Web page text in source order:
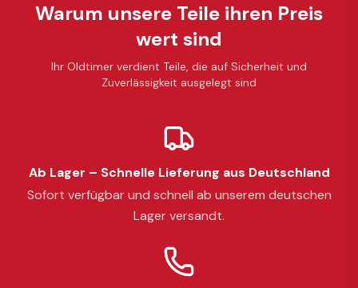
Warum unsere Teile ihren Preis
wert sind
Ihr Oldtimer verdient Teile, die auf Sicherheit und
Zuverlässigkeit ausgelegt sind
Ab Lager – Schnelle Lieferung aus Deutschland
Sofort verfügbar und schnell ab unserem deutschen
Lager versandt.